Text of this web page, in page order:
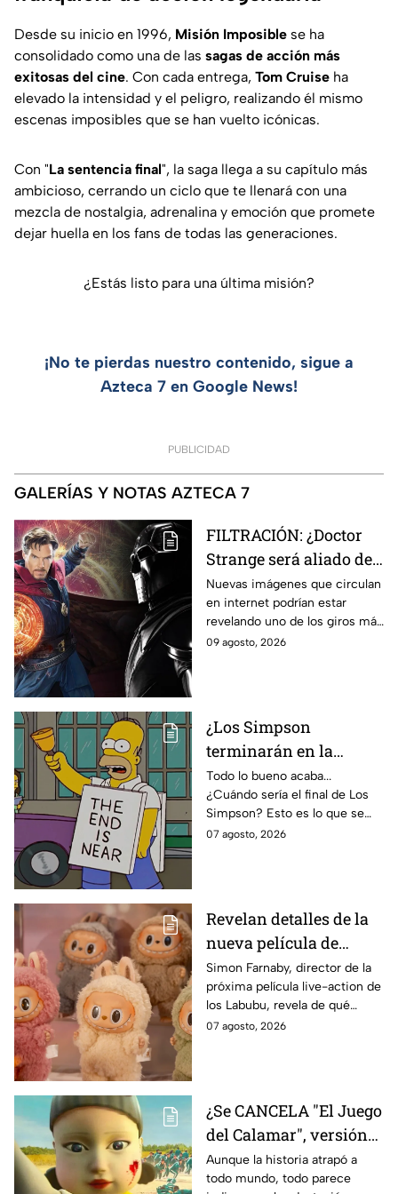
Desde su inicio en 1996, Misión Imposible se ha
consolidado como una de las sagas de acción más
exitosas del cine. Con cada entrega, Tom Cruise ha
elevado la intensidad y el peligro, realizando él mismo
escenas imposibles que se han vuelto icónicas.
Con "La sentencia final", la saga llega a su capítulo más
ambicioso, cerrando un ciclo que te llenará con una
mezcla de nostalgia, adrenalina y emoción que promete
dejar huella en los fans de todas las generaciones.
¿Estás listo para una última misión?
¡No te pierdas nuestro contenido, sigue a
Azteca 7 en Google News!
PUBLICIDAD
GALERÍAS Y NOTAS AZTECA 7
FILTRACIÓN: ¿Doctor
Strange será aliado de
Doctor Doom en
Avengers: Doomsday?
Esto revelan las nuevas
imágenes filtradas
Nuevas imágenes que circulan
en internet podrían estar
revelando uno de los giros más
inesperados de Doctor Strange
09 agosto, 2026
¿Los Simpson
terminarán en la
temporada 40? Actriz
de Bart Simpson da
IMPACTANTE
declaración
Todo lo bueno acaba...
¿Cuándo sería el final de Los
Simpson? Esto es lo que se
sabe:
07 agosto, 2026
Revelan detalles de la
nueva película de
Labubu: de qué tratará
y cuándo se estrena
Simon Farnaby, director de la
próxima película live-action de
los Labubu, revela de qué
tratará la cinta. Aquí te
07 agosto, 2026
¿Se CANCELA "El Juego
del Calamar", versión
Estados Unidos? Esto
es lo que se sabe al
Aunque la historia atrapó a
todo mundo, todo parece